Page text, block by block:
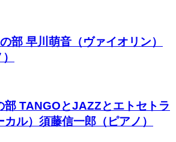
部 早川萌音（ヴァイオリン）
部 TANGOとJAZZとエトセトラ
ル）須藤信一郎（ピアノ）